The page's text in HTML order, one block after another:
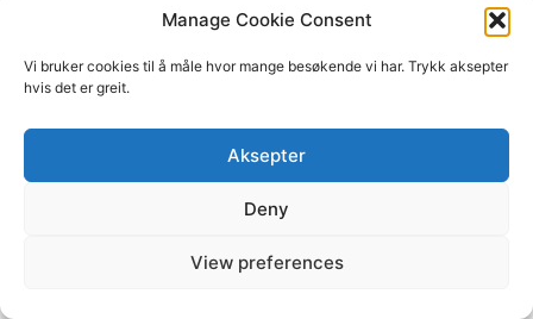
Manage Cookie Consent
Vi bruker cookies til å måle hvor mange besøkende vi har. Trykk aksepter
hvis det er greit.
Aksepter
Deny
View preferences